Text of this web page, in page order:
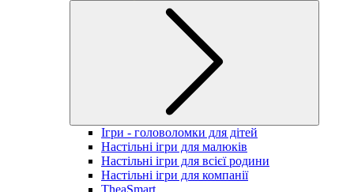
Ігри - головоломки для дітей
Настільні ігри для малюків
Настільні ігри для всієї родини
Настільні ігри для компанії
TheaSmart